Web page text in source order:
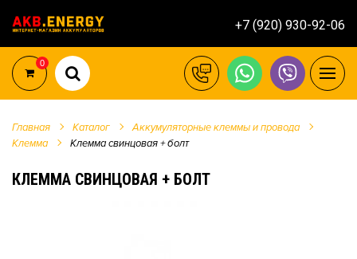
+7 (920) 930-92-06
0
Главная Каталог
Аккумуляторные клеммы и провода
Клемма
Клемма свинцовая + болт
КЛЕММА СВИНЦОВАЯ + БОЛТ